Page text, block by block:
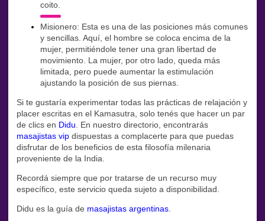
coito.
Misionero: Esta es una de las posiciones más comunes
y sencillas. Aquí, el hombre se coloca encima de la
mujer, permitiéndole tener una gran libertad de
movimiento. La mujer, por otro lado, queda más
limitada, pero puede aumentar la estimulación
ajustando la posición de sus piernas.
Si te gustaría experimentar todas las prácticas de relajación y
placer escritas en el Kamasutra, solo tenés que hacer un par
de clics en Didu . En nuestro directorio, encontrarás
masajistas vip dispuestas a complacerte para que puedas
disfrutar de los beneficios de esta filosofía milenaria
proveniente de la India.
Recordá siempre que por tratarse de un recurso muy
específico, este servicio queda sujeto a disponibilidad.
Didu es la guía de masajistas argentinas